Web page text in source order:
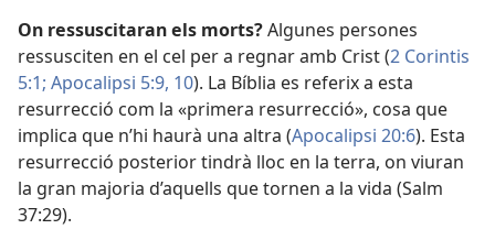
On ressuscitaran els morts?Algunes persones
ressusciten en el cel per a regnar amb Crist (2 Corintis
5:1; Apocalipsi 5:9, 10). La Bíblia es referix a esta
resurrecció com la «primera resurrecció», cosa que
implica que n’hi haurà una altra (Apocalipsi 20:6). Esta
resurrecció posterior tindrà lloc en la terra, on viuran
la gran majoria d’aquells que tornen a la vida (Salm
37:29).